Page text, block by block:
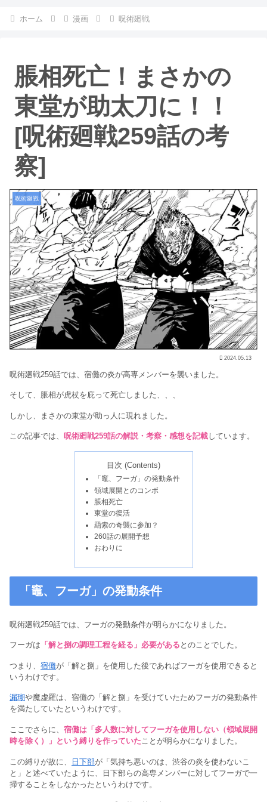
ホーム 漫画 呪術廻戦
脹相死亡！まさかの
東堂が助太刀に！！
[呪術廻戦259話の考
察]
呪術廻戦
2024.05.13
呪術廻戦259話では、宿儺の炎が高専メンバーを襲いました。
そして、脹相が虎杖を庇って死亡しました、、、
しかし、まさかの東堂が助っ人に現れました。
この記事では、 呪術廻戦259話の解説・考察・感想を記載しています。
目次 (Contents)
「竈、フーガ」の発動条件
領域展開とのコンボ
脹相死亡
東堂の復活
羂索の奇襲に参加？
260話の展開予想
おわりに
「竈、フーガ」の発動条件
呪術廻戦259話では、フーガの発動条件が明らかになりました。
フーガは 「解と捌の調理工程を経る」必要がある とのことでした。
つまり、 宿儺が「解と捌」を使用した後であればフーガを使用できると
いうわけです。
漏瑚や魔虚羅は、宿儺の「解と捌」を受けていたためフーガの発動条件
を満たしていたというわけです。
ここでさらに、 宿儺は「多人数に対してフーガを使用しない（領域展開
時を除く）」という縛りを作っていた ことが明らかになりました。
この縛りが故に、 日下部が「気持ち悪いのは、渋谷の炎を使わないこ
と」と述べていたように、日下部らの高専メンバーに対してフーガで一
掃することをしなかったというわけです。